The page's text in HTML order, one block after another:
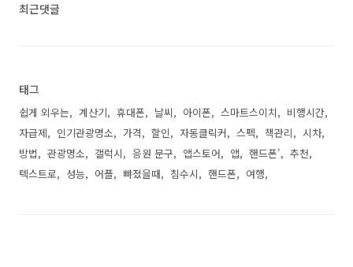
최근댓글
태그
쉽게 외우는 계산기 휴대폰 날씨 아이폰 스마트스이치
비행시간
자급제
인기관광명소 가격 할인 자동클릭커 스펙 책관리
시차
방법
관광명소 갤럭시 응원 문구 앱스토어 앱 핸드폰'
추천
텍스트로
성능 어플 뺘졌을때 침수시 핸드폰 여행